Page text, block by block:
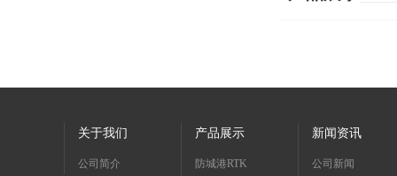
关于我们
公司简介
产品展示
防城港RTK
新闻资讯
公司新闻